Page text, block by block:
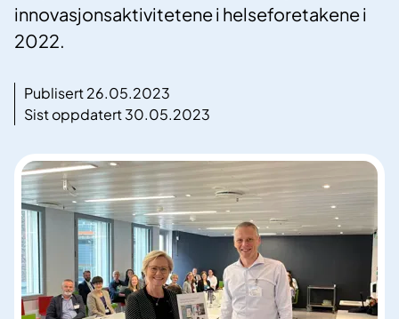
innovasjonsaktivitetene i helseforetakene i
2022.
Publisert 26.05.2023
Sist oppdatert 30.05.2023